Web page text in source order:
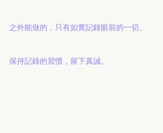
之外能做的，只有如實記錄眼前的一切。
保持記錄的習慣，留下真誠。